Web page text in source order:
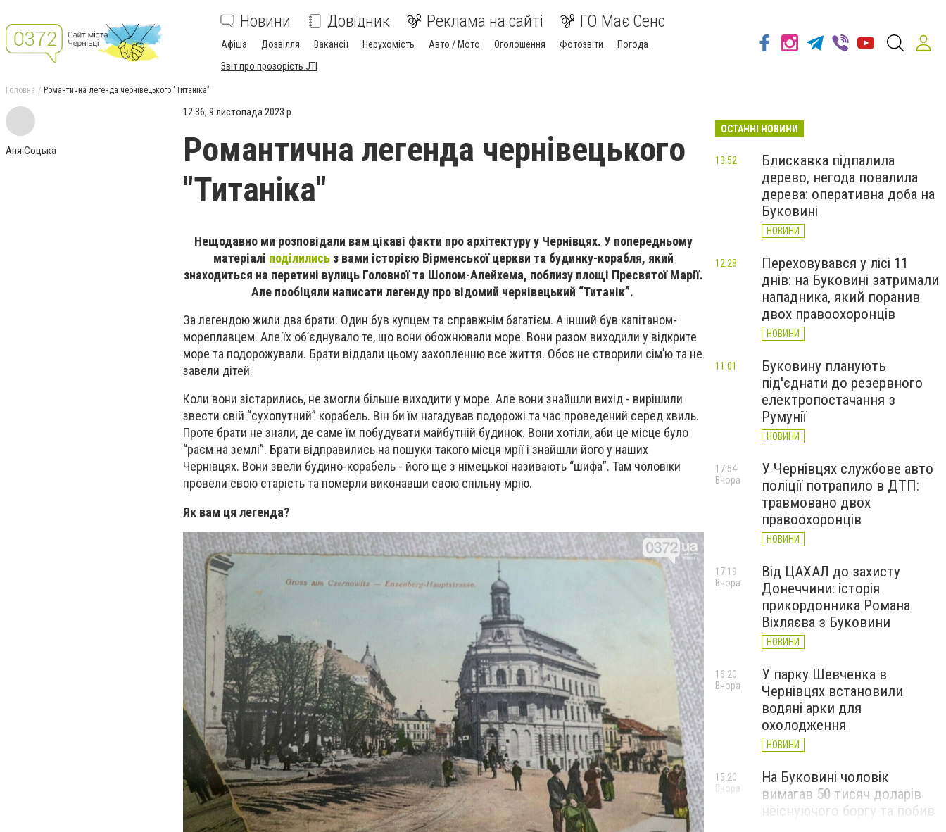
Новини Довідник Реклама на сайті ГО Має Сенс
Афіша Дозвілля Вакансії Нерухомість Авто / Мото Оголошення Фотозвіти
Погода
Звіт про прозорість JTI
Головна Романтична легенда чернівецького "Титаніка"
Аня Соцька
12:36, 9 листопада 2023 р.
Романтична легенда чернівецького
"Титаніка"
Нещодавно ми розповідали вам цікаві факти про архітектуру у Чернівцях. У попередньому
матеріалі поділились з вами історією Вірменської церкви та будинку-корабля, який
знаходиться на перетині вулиць Головної та Шолом-Алейхема, поблизу площі Пресвятої Марії.
Але пообіцяли написати легенду про відомий чернівецький “Титанік”.
За легендою жили два брати. Один був купцем та справжнім багатієм. А інший був капітаном-
мореплавцем. Але їх обʼєднувало те, що вони обожнювали море. Вони разом виходили у відкрите
море та подорожували. Брати віддали цьому захопленню все життя. Обоє не створили сімʼю та не
завели дітей.
Коли вони зістарились, не змогли більше виходити у море. Але вони знайшли вихід - вирішили
звести свій “сухопутний” корабель. Він би їм нагадував подорожі та час проведений серед хвиль.
Проте брати не знали, де саме їм побудувати майбутній будинок. Вони хотіли, аби це місце було
“раєм на землі”. Брати відправились на пошуки такого місця мрії і знайшли його у наших
Чернівцях. Вони звели будино-корабель - його ще з німецької називають “шифа”. Там чоловіки
провели свою старість та померли виконавши свою спільну мрію.
Як вам ця легенда?
ОСТАННІ НОВИНИ
Блискавка підпалила
дерево, негода повалила
дерева: оперативна доба на
Буковині
НОВИНИ
13:52
Переховувався у лісі 11
днів: на Буковині затримали
нападника, який поранив
двох правоохоронців
НОВИНИ
12:28
Буковину планують
під'єднати до резервного
електропостачання з
Румунії
НОВИНИ
11:01
У Чернівцях службове авто
поліції потрапило в ДТП:
травмовано двох
правоохоронців
НОВИНИ
17:54
Вчора
Від ЦАХАЛ до захисту
Донеччини: історія
прикордонника Романа
Віхляєва з Буковини
НОВИНИ
17:19
Вчора
У парку Шевченка в
Чернівцях встановили
водяні арки для
охолодження
НОВИНИ
16:20
Вчора
На Буковині чоловік
вимагав 50 тисяч доларів
неіснуючого боргу та побив
15:20
Вчора